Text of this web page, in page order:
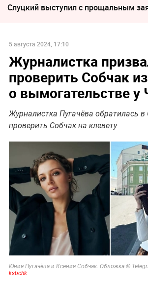
Слуцкий выступил с прощальным
5 августа 2024, 17:10
Журналистка
проверить Собчак
о вымогательстве у
Журналистка Пугачёва обратилась
проверить Собчак на клевету
Юния Пугачёва и Ксения Собчак. Обложка ©
ksbchk